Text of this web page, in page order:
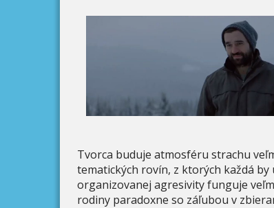
Tvorca buduje atmosféru strachu
tematických rovín, z ktorých každá
organizovanej agresivity funguje
rodiny paradoxne so záľubou v